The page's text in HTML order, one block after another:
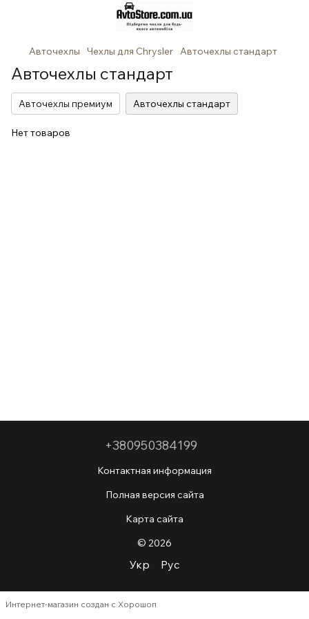
Авточехлы Чехлы для Chrysler Авточехлы стандарт
Авточехлы стандарт
Авточехлы премиум Авточехлы стандарт
Нет товаров
+380950384199
Контактная информация
Полная версия сайта
Карта сайта
© 2026
Укр Рус
Интернет-магазин создан с Хорошоп